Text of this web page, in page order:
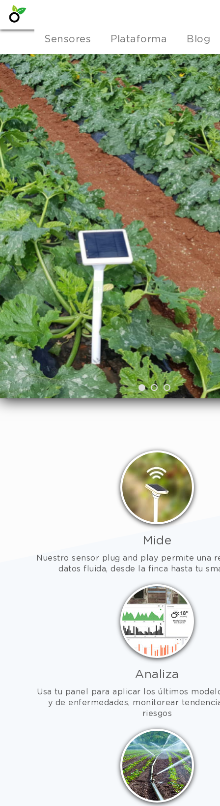
Sensores Plataforma Blog
PULSE: A
platform that
building IoT
GET BROCHURE JOIN OUR
Secure SSL
Mide
Nuestro sensor plug and play permite una
datos fluida, desde la finca hasta tu
Analiza
Usa tu panel para aplicar los últimos
y de enfermedades, monitorear
riesgos